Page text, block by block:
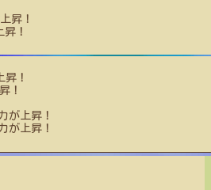
上昇！
昇！
昇！
！
が上昇！
が上昇！